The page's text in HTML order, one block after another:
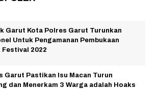
Garut Kota Polres Garut Turunkan
Untuk Pengamanan Pembukaan
Festival 2022
Garut Pastikan Isu Macan Turun
dan Menerkam 3 Warga adalah Hoaks